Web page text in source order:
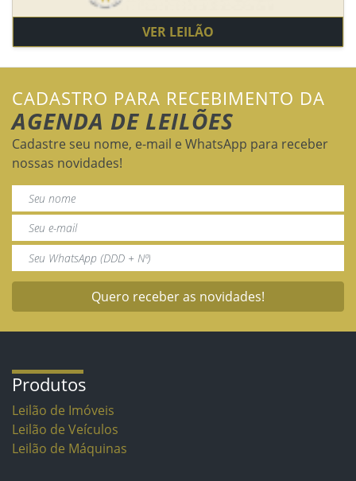
VER LEILÃO
CADASTRO PARA RECEBIMENTO DA
AGENDA DE LEILÕES
Cadastre seu nome, e-mail e WhatsApp para receber
nossas novidades!
Quero receber as novidades!
Produtos
Leilão de Imóveis
Leilão de Veículos
Leilão de Máquinas